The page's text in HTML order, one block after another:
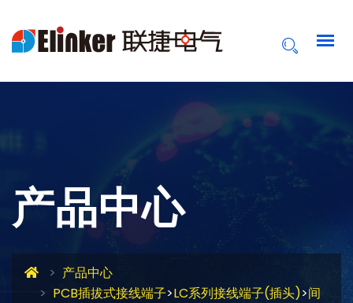
产品中心
产品中心
PCB插拔式接线端子>LC系列接线端子(插头)>间